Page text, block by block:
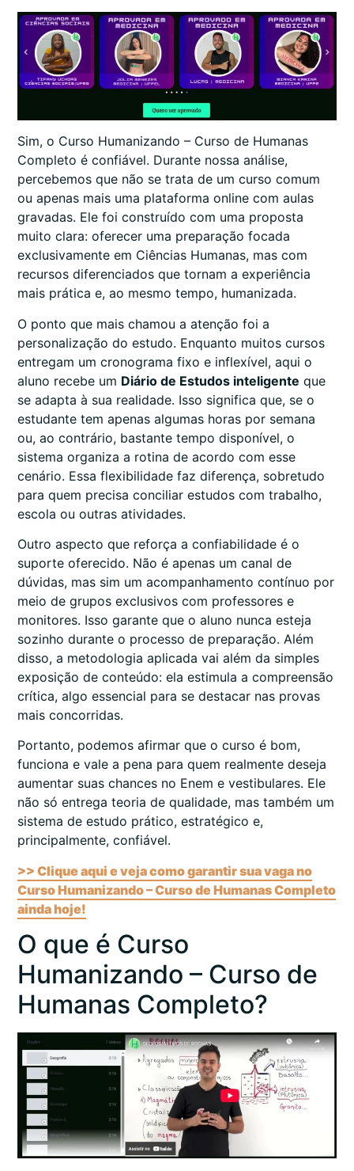
Sim, o Curso Humanizando – Curso de Humanas
Completo é confiável. Durante nossa análise,
percebemos que não se trata de um curso comum
ou apenas mais uma plataforma online com aulas
gravadas. Ele foi construído com uma proposta
muito clara: oferecer uma preparação focada
exclusivamente em Ciências Humanas, mas com
recursos diferenciados que tornam a experiência
mais prática e, ao mesmo tempo, humanizada.
O ponto que mais chamou a atenção foi a
personalização do estudo. Enquanto muitos cursos
entregam um cronograma fixo e inflexível, aqui o
aluno recebe um Diário de Estudos inteligente que
se adapta à sua realidade. Isso significa que, se o
estudante tem apenas algumas horas por semana
ou, ao contrário, bastante tempo disponível, o
sistema organiza a rotina de acordo com esse
cenário. Essa flexibilidade faz diferença, sobretudo
para quem precisa conciliar estudos com trabalho,
escola ou outras atividades.
Outro aspecto que reforça a confiabilidade é o
suporte oferecido. Não é apenas um canal de
dúvidas, mas sim um acompanhamento contínuo por
meio de grupos exclusivos com professores e
monitores. Isso garante que o aluno nunca esteja
sozinho durante o processo de preparação. Além
disso, a metodologia aplicada vai além da simples
exposição de conteúdo: ela estimula a compreensão
crítica, algo essencial para se destacar nas provas
mais concorridas.
Portanto, podemos afirmar que o curso é bom,
funciona e vale a pena para quem realmente deseja
aumentar suas chances no Enem e vestibulares. Ele
não só entrega teoria de qualidade, mas também um
sistema de estudo prático, estratégico e,
principalmente, confiável.
>> Clique aqui e veja como garantir sua vaga no
Curso Humanizando – Curso de Humanas Completo
ainda hoje!
O que é Curso
Humanizando – Curso de
Humanas Completo?